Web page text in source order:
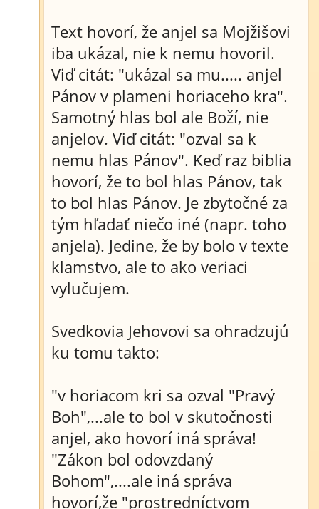
Text hovorí, že anjel sa Mojžišovi
iba ukázal, nie k nemu hovoril.
Viď citát: "ukázal sa mu..... anjel
Pánov v plameni horiaceho kra".
Samotný hlas bol ale Boží, nie
anjelov. Viď citát: "ozval sa k
nemu hlas Pánov". Keď raz biblia
hovorí, že to bol hlas Pánov, tak
to bol hlas Pánov. Je zbytočné za
tým hľadať niečo iné (napr. toho
anjela). Jedine, že by bolo v texte
klamstvo, ale to ako veriaci
vylučujem.
Svedkovia Jehovovi sa ohradzujú
ku tomu takto:
"v horiacom kri sa ozval "Pravý
Boh",...ale to bol v skutočnosti
anjel, ako hovorí iná správa!
"Zákon bol odovzdaný
Bohom",....ale iná správa
hovorí,že "prostredníctvom